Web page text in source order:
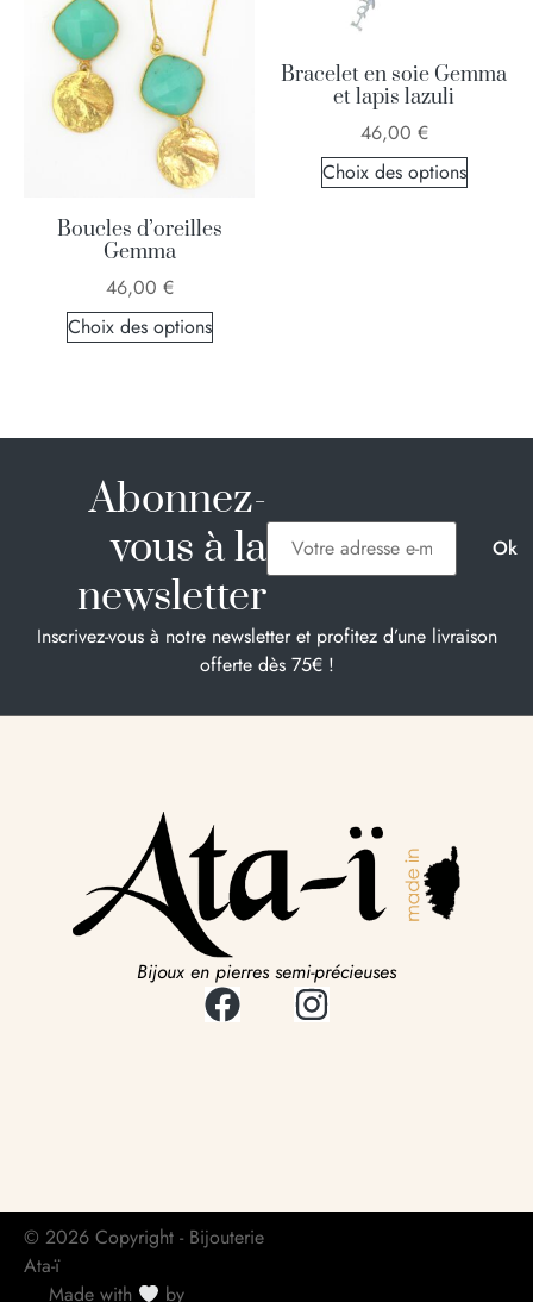
Boucles d’oreilles
Gemma
46,00 €
Choix des options
Bracelet en soie Gemma
et lapis lazuli
46,00 €
Choix des options
Abonnez-
vous à la
newsletter
Inscrivez-vous à notre newsletter et profitez d’une livraison
offerte dès 75€ !
Bijoux en pierres semi-précieuses
© 2026 Copyright - Bijouterie
Ata-ï
Made with
by